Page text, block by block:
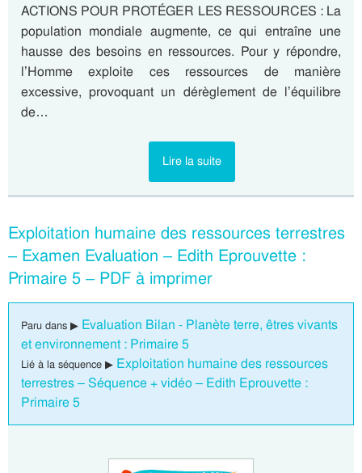
ACTIONS POUR PROTÉGER LES RESSOURCES : La
population mondiale augmente, ce qui entraîne une
hausse des besoins en ressources. Pour y répondre,
l’Homme exploite ces ressources de manière
excessive, provoquant un dérèglement de l’équilibre
de…
Lire la suite
Exploitation humaine des ressources terrestres
– Examen Evaluation – Edith Eprouvette :
Primaire 5 – PDF à imprimer
Paru dans ▶ Evaluation Bilan - Planète terre, êtres vivants
et environnement : Primaire 5
Lié à la séquence ▶ Exploitation humaine des ressources
terrestres – Séquence + vidéo – Edith Eprouvette :
Primaire 5